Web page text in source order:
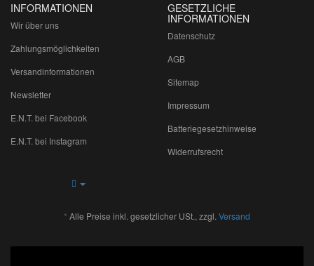
INFORMATIONEN
Wir über uns
Zahlungsmöglichkeiten
Versandinformationen
Newsletter
E.N.T. bei Facebook
E.N.T. bei Instagram
GESETZLICHE
INFORMATIONEN
Datenschutz
AGB
Sitemap
Impressum
Batteriegesetzhinweise
Widerrufsrecht
* Alle Preise inkl. gesetzlicher USt., zzgl. Versand